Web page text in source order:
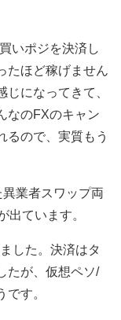
いポジを決済し
たほど稼げません
になってきて、
なのFXのキャン
るので、実質もう
業者スワップ両
出ています。
した。決済はタ
たが、仮想ペソ/
す。